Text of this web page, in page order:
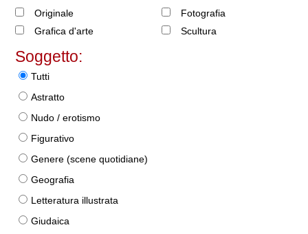
Originale
Grafica d'arte
Fotografia
Scultura
Soggetto:
Tutti
Astratto
Nudo / erotismo
Figurativo
Genere (scene quotidiane)
Geografia
Letteratura illustrata
Giudaica